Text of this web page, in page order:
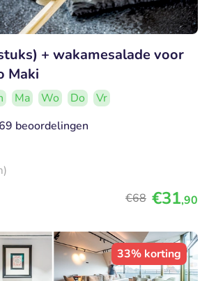
+ wakamesalade voor
Maki
Ma Wo Do
Vr
beoordelingen
€68 €31,90
33% korting